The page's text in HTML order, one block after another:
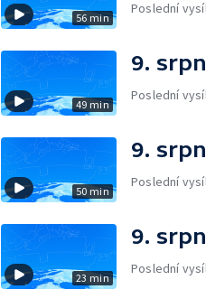
56 min
Poslední
49 min
9.
Poslední
50 min
9.
Poslední
23 min
9.
Poslední